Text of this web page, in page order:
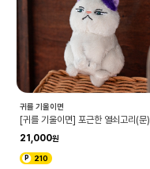
귀를 기울이면
[귀를 기울이면] 포근한 열쇠고리(문)
21,000
210